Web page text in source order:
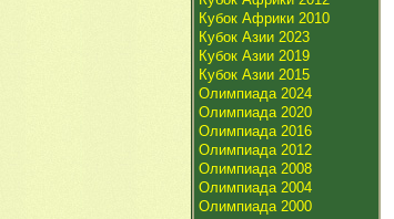
Кубок Африки 2010
Кубок Азии 2023
Кубок Азии 2019
Кубок Азии 2015
Олимпиада 2024
Олимпиада 2020
Олимпиада 2016
Олимпиада 2012
Олимпиада 2008
Олимпиада 2004
Олимпиада 2000